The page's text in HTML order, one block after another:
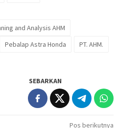
and Analysis AHM
Pebalap Astra Honda
PT. AHM.
SEBARKAN
Pos berikutnya